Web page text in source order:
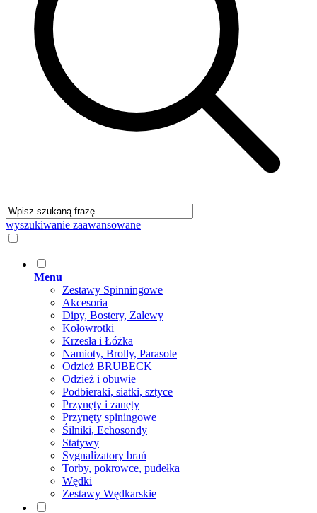
wyszukiwanie zaawansowane
Menu
Zestawy Spinningowe
Akcesoria
Dipy, Bostery, Zalewy
Kołowrotki
Krzesła i Łóżka
Namioty, Brolly, Parasole
Odzież BRUBECK
Odzież i obuwie
Podbieraki, siatki, sztyce
Przynęty i zanęty
Przynęty spiningowe
Śilniki, Echosondy
Statywy
Sygnalizatory brań
Torby, pokrowce, pudełka
Wędki
Zestawy Wędkarskie